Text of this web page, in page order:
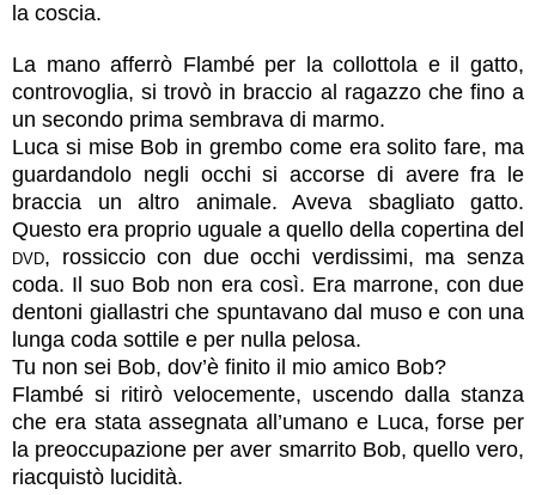
la coscia.
La mano afferrò Flambé per la collottola e il gatto,
controvoglia, si trovò in braccio al ragazzo che fino a
un secondo prima sembrava di marmo.
Luca si mise Bob in grembo come era solito fare, ma
guardandolo negli occhi si accorse di avere fra le
braccia un altro animale. Aveva sbagliato gatto.
Questo era proprio uguale a quello della copertina del
dvd, rossiccio con due occhi verdissimi, ma senza
coda. Il suo Bob non era così. Era marrone, con due
dentoni giallastri che spuntavano dal muso e con una
lunga coda sottile e per nulla pelosa.
Tu non sei Bob, dov’è finito il mio amico Bob?
Flambé si ritirò velocemente, uscendo dalla stanza
che era stata assegnata all’umano e Luca, forse per
la preoccupazione per aver smarrito Bob, quello vero,
riacquistò lucidità.